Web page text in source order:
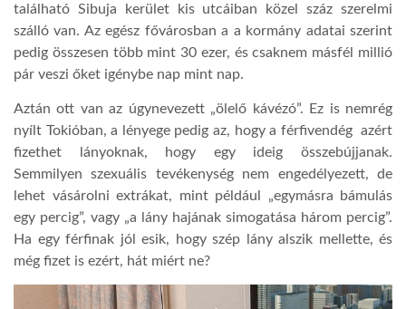
található Sibuja kerület kis utcáiban közel száz szerelmi
szálló van. Az egész fővárosban a a kormány adatai szerint
pedig összesen több mint 30 ezer, és csaknem másfél millió
pár veszi őket igénybe nap mint nap.
Aztán ott van az úgynevezett „ölelő kávézó”. Ez is nemrég
nyílt Tokióban, a lényege pedig az, hogy a férfivendég azért
fizethet lányoknak, hogy egy ideig összebújjanak.
Semmilyen szexuális tevékenység nem engedélyezett, de
lehet vásárolni extrákat, mint például „egymásra bámulás
egy percig”, vagy „a lány hajának simogatása három percig”.
Ha egy férfinak jól esik, hogy szép lány alszik mellette, és
még fizet is ezért, hát miért ne?